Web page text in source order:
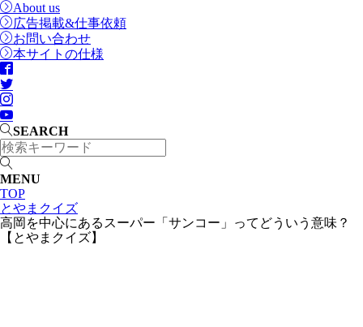
About us
広告掲載&仕事依頼
お問い合わせ
本サイトの仕様
SEARCH
MENU
TOP
とやまクイズ
高岡を中心にあるスーパー「サンコー」ってどういう意味？
【とやまクイズ】